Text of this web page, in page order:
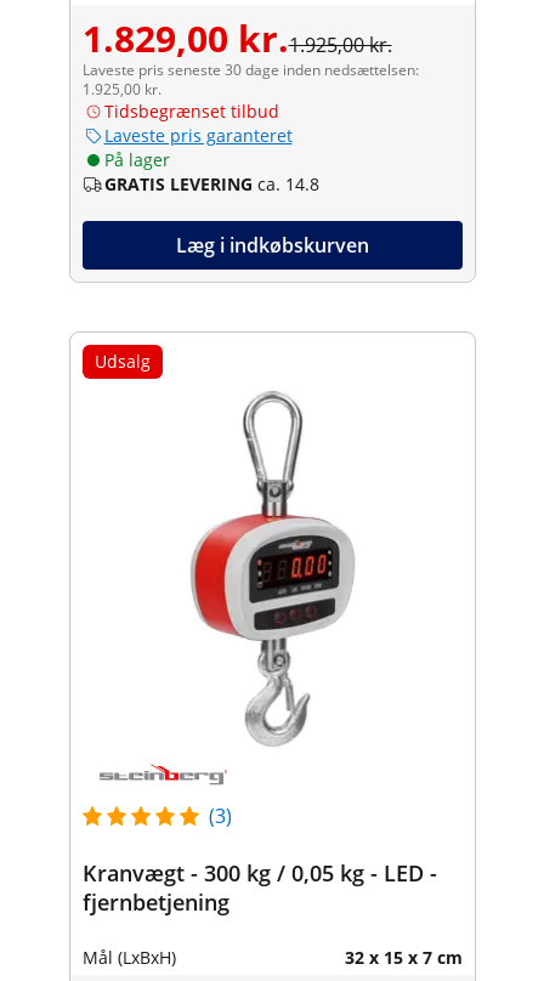
1.829,00 kr.1.925,00 kr.
Laveste pris seneste 30 dage inden nedsættelsen:
1.925,00 kr.
Tidsbegrænset tilbud
Laveste pris garanteret
På lager
GRATIS LEVERING ca. 14.8
Læg i indkøbskurven
Udsalg
(3)
Kranvægt - 300 kg / 0,05 kg - LED -
fjernbetjening
Mål (LxBxH) 32 x 15 x 7 cm